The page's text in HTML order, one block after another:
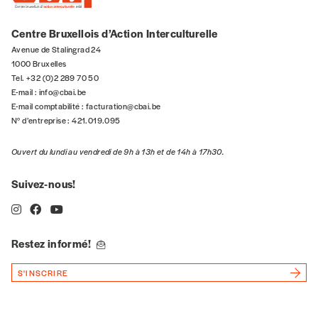
5€*
*Prix indicatif, frais de port inclus
Je m'abonne à l'Imag
en Belgique)
Je commande au numéro
Édition papier (livraison en Belgique
uniquement)
Centre Bruxellois d’Action Interculturelle
Avenue de Stalingrad 24
1000 Bruxelles
Tel. +32 (0)2 289 70 50
E-mail : info@cbai.be
E-mail comptabilité : facturation@cbai.be
N° d’entreprise : 421.019.095
Ouvert du lundi au vendredi de 9h à 13h et de 14h à 17h30.
Suivez-nous!
Restez informé!
S'INSCRIRE